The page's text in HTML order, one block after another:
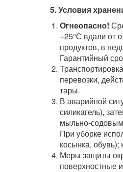
5. Условия
Огнеопасно!
+25°С вдали от
продуктов, в
Гарантийный
перевозки,
тары.
В аварийной
силикагель),
мыльно-содовым
При уборке
косынка,
Меры защиты
поверхностные